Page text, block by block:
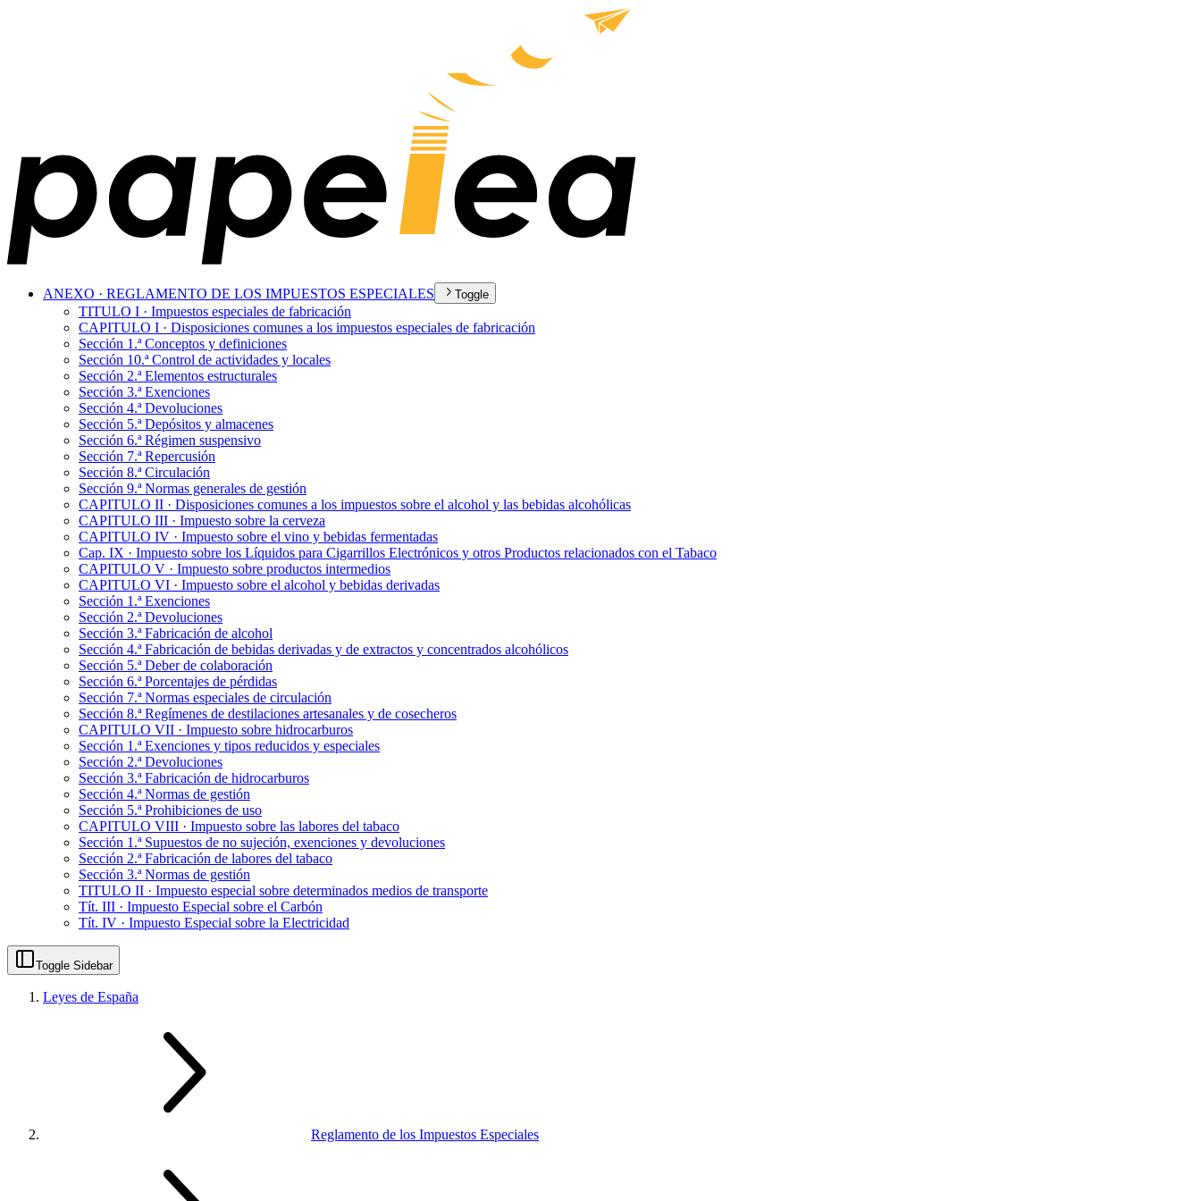
ANEXO · REGLAMENTO DE LOS IMPUESTOS ESPECIALES Toggle
TITULO I · Impuestos especiales de fabricación
CAPITULO I · Disposiciones comunes a los impuestos especiales de fabricación
Sección 1.ª Conceptos y definiciones
Sección 10.ª Control de actividades y locales
Sección 2.ª Elementos estructurales
Sección 3.ª Exenciones
Sección 4.ª Devoluciones
Sección 5.ª Depósitos y almacenes
Sección 6.ª Régimen suspensivo
Sección 7.ª Repercusión
Sección 8.ª Circulación
Sección 9.ª Normas generales de gestión
CAPITULO II · Disposiciones comunes a los impuestos sobre el alcohol y las bebidas alcohólicas
CAPITULO III · Impuesto sobre la cerveza
CAPITULO IV · Impuesto sobre el vino y bebidas fermentadas
Cap. IX · Impuesto sobre los Líquidos para Cigarrillos Electrónicos y otros Productos relacionados con el Tabaco
CAPITULO V · Impuesto sobre productos intermedios
CAPITULO VI · Impuesto sobre el alcohol y bebidas derivadas
Sección 1.ª Exenciones
Sección 2.ª Devoluciones
Sección 3.ª Fabricación de alcohol
Sección 4.ª Fabricación de bebidas derivadas y de extractos y concentrados alcohólicos
Sección 5.ª Deber de colaboración
Sección 6.ª Porcentajes de pérdidas
Sección 7.ª Normas especiales de circulación
Sección 8.ª Regímenes de destilaciones artesanales y de cosecheros
CAPITULO VII · Impuesto sobre hidrocarburos
Sección 1.ª Exenciones y tipos reducidos y especiales
Sección 2.ª Devoluciones
Sección 3.ª Fabricación de hidrocarburos
Sección 4.ª Normas de gestión
Sección 5.ª Prohibiciones de uso
CAPITULO VIII · Impuesto sobre las labores del tabaco
Sección 1.ª Supuestos de no sujeción, exenciones y devoluciones
Sección 2.ª Fabricación de labores del tabaco
Sección 3.ª Normas de gestión
TITULO II · Impuesto especial sobre determinados medios de transporte
Tít. III · Impuesto Especial sobre el Carbón
Tít. IV · Impuesto Especial sobre la Electricidad
Toggle Sidebar
Leyes de España
Reglamento de los Impuestos Especiales